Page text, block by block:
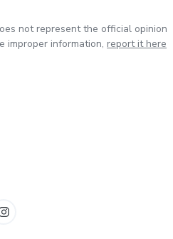
not represent the official opinion
improper information, report it here